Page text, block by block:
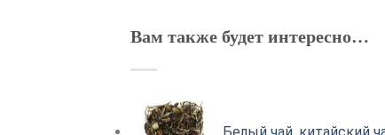
Вам также будет интересно…